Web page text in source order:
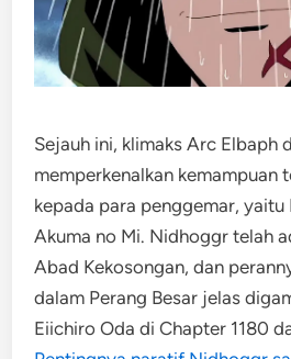
Sejauh ini, klimaks Arc Elbaph
memperkenalkan kemampuan
kepada para penggemar,
Akuma no Mi. Nidhoggr telah
Abad Kekosongan, dan
dalam Perang Besar jelas
Eiichiro Oda di Chapter 1180